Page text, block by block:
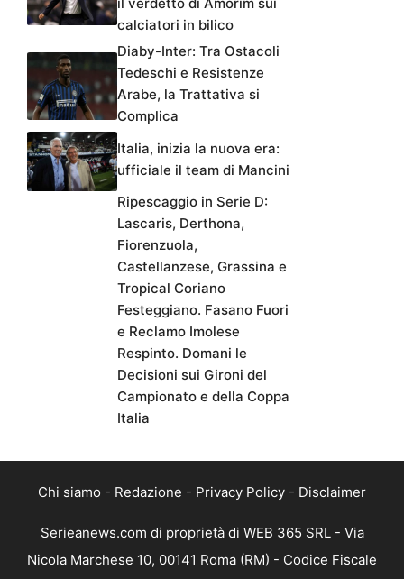
calciatori in bilico
Diaby-Inter: Tra Ostacoli
Tedeschi e Resistenze
Arabe, la Trattativa si
Complica
Italia, inizia la nuova era:
ufficiale il team di Mancini
Ripescaggio in Serie D:
Lascaris, Derthona,
Fiorenzuola,
Castellanzese, Grassina e
Tropical Coriano
Festeggiano. Fasano Fuori
e Reclamo Imolese
Respinto. Domani le
Decisioni sui Gironi del
Campionato e della Coppa
Italia
Chi siamo - Redazione - Privacy Policy - Disclaimer
Serieanews.com di proprietà di WEB 365 SRL - Via
Nicola Marchese 10, 00141 Roma (RM) - Codice Fiscale